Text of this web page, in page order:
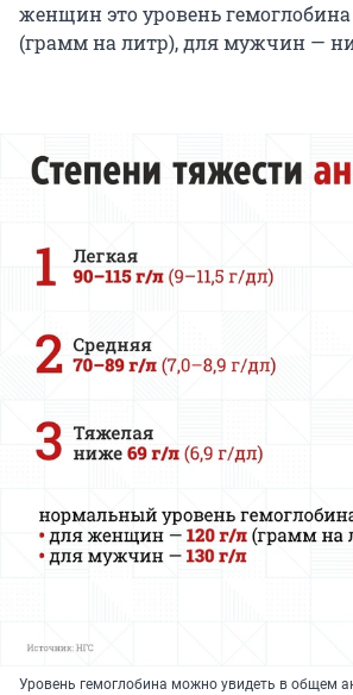
женщин это уровень
(грамм на литр), для мужчин —
Уровень гемоглобина можно увидеть в общем